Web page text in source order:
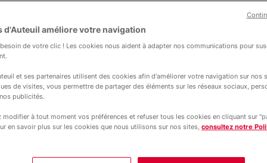
Jean, la vie des élèves est
des classes. L’implication dans des
et le bien-être de chacun.
d'Auteuil améliore votre navigation
de votre clic ! Les cookies nous aident à adapter nos communications pour
et ses partenaires utilisent des cookies afin d'améliorer votre navigation sur nos
de visites, vous permettre de partager des éléments sur les réseaux sociaux,
publicités.
modifier à tout moment vos préférences et refuser tous les cookies en cliquant sur
en savoir plus sur les cookies que nous utilisons sur nos sites, consultez notre